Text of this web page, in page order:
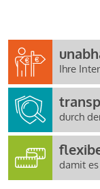
Ihre
durch
damit